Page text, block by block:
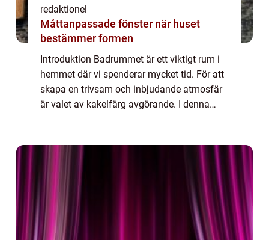
redaktionel
Måttanpassade fönster när huset
bestämmer formen
Introduktion Badrummet är ett viktigt rum i
hemmet där vi spenderar mycket tid. För att
skapa en trivsam och inbjudande atmosfär
är valet av kakelfärg avgörande. I denna